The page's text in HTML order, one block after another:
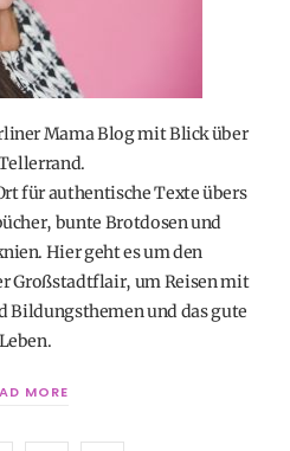
Mama Blog mit Blick über
für authentische Texte übers
bunte Brotdosen und
Hier geht es um den
Großstadtflair, um Reisen mit
Bildungsthemen und das gute
Leben.
MORE